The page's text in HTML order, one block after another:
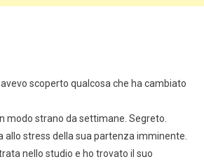
scoperto qualcosa che ha cambiato
modo strano da settimane. Segreto.
allo stress della sua partenza imminente.
nello studio e ho trovato il suo